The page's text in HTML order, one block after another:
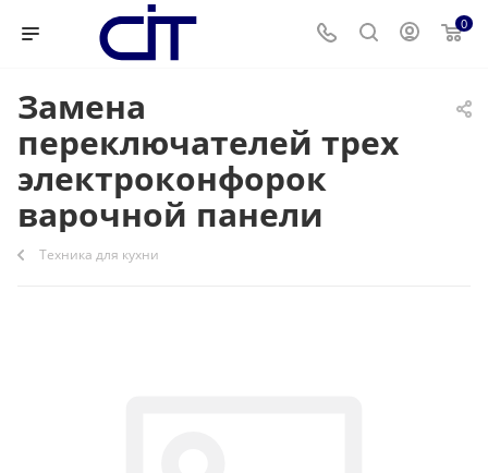
0
Замена
переключателей трех
электроконфорок
варочной панели
Техника для кухни